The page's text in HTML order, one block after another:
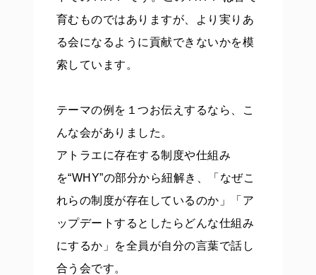
育むものではありますが、より実りあ
る会になるように貢献できないかを模
索しています。
テーマの例を１つお伝えするなら、こ
んな会がありました。
アトラエに存在する制度や仕組み
を“WHY”の部分から紐解き、「なぜこ
れらの制度が存在しているのか」「ア
ップデートするとしたらどんな仕組み
にするか」を全員が自分の言葉で話し
合う会です。